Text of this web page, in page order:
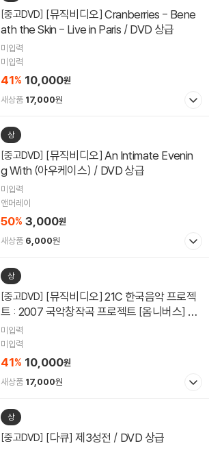
[중고DVD]
ath the Skin - Live in Paris / DVD 상급
미입력
미입력
41% 10,000원
새상품 17,000원
상
[중고DVD]
g With (아우케이스) / DVD 상급
미입력
앤머레이
50% 3,000원
새상품 6,000원
상
[중고DVD]
트 : 2007 국악창작곡 프로젝트 [옴니버스] /
DVD 상급
미입력
미입력
41% 10,000원
새상품 17,000원
상
[중고DVD] [다큐] 제3성전 / DVD 상급